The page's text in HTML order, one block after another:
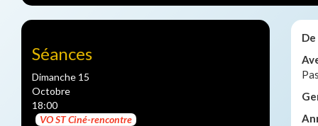
Séances
Dimanche 15
Octobre
18:00
VO ST Ciné-rencontre
De